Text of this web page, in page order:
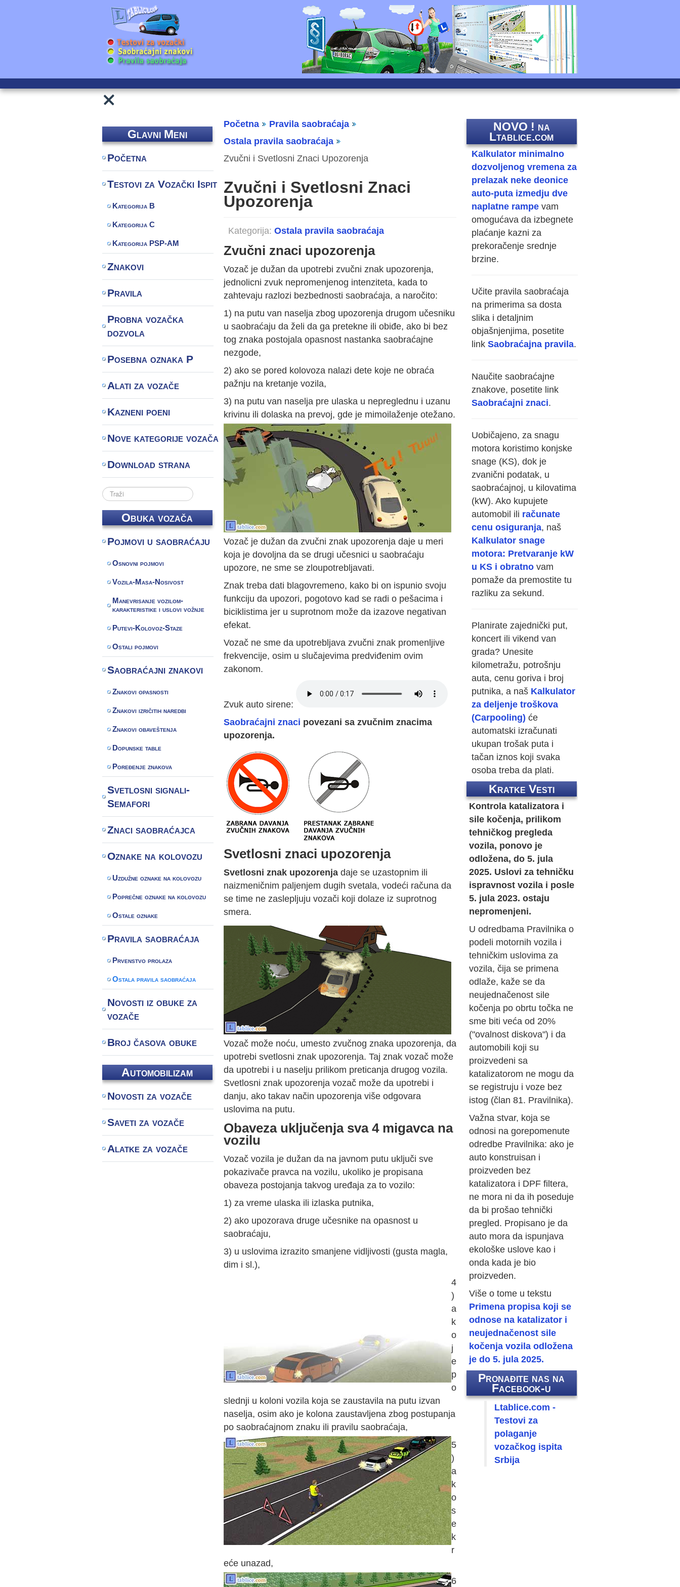
Glavni Meni
Početna
Testovi za Vozački Ispit
Kategorija B
Kategorija C
Kategorija PSP-AM
Znakovi
Pravila
Probna vozačka
dozvola
Posebna oznaka P
Alati za vozače
Kazneni poeni
Nove kategorije vozača
Download strana
Search
...
Obuka vozača
Pojmovi u saobraćaju
Osnovni pojmovi
Vozila-Masa-Nosivost
Manevrisanje vozilom-
karakteristike i uslovi vožnje
Putevi-Kolovoz-Staze
Ostali pojmovi
Saobraćajni znakovi
Znakovi opasnosti
Znakovi izričitih naredbi
Znakovi obaveštenja
Dopunske table
Poređenje znakova
Svetlosni signali-
Semafori
Znaci saobraćajca
Oznake na kolovozu
Uzdužne oznake na kolovozu
Poprečne oznake na kolovozu
Ostale oznake
Pravila saobraćaja
Prvenstvo prolaza
Ostala pravila saobraćaja
Novosti iz obuke za
vozače
Broj časova obuke
Automobilizam
Novosti za vozače
Saveti za vozače
Alatke za vozače
Početna
Pravila saobraćaja
Ostala pravila saobraćaja
Zvučni i Svetlosni Znaci Upozorenja
Zvučni i Svetlosni Znaci
Upozorenja
Kategorija: Ostala pravila saobraćaja
Zvučni znaci upozorenja
Vozač je dužan da upotrebi zvučni znak upozorenja,
jednolicni zvuk nepromenjenog intenziteta, kada to
zahtevaju razlozi bezbednosti saobraćaja, a naročito:
1) na putu van naselja zbog upozorenja drugom učesniku
u saobraćaju da želi da ga pretekne ili obiđe, ako bi bez
tog znaka postojala opasnost nastanka saobraćajne
nezgode,
2) ako se pored kolovoza nalazi dete koje ne obraća
pažnju na kretanje vozila,
3) na putu van naselja pre ulaska u nepreglednu i uzanu
krivinu ili dolaska na prevoj, gde je mimoilaženje otežano.
Vozač je dužan da zvučni znak upozorenja daje u meri
koja je dovoljna da se drugi učesnici u saobraćaju
upozore, ne sme se zloupotrebljavati.
Znak treba dati blagovremeno, kako bi on ispunio svoju
funkciju da upozori, pogotovo kad se radi o pešacima i
biciklistima jer u suprotnom može da izazove negativan
efekat.
Vozač ne sme da upotrebljava zvučni znak promenljive
frekvencije, osim u slučajevima predviđenim ovim
zakonom.
Zvuk auto sirene:
Saobraćajni znaci povezani sa zvučnim znacima
upozorenja.
Svetlosni znaci upozorenja
Svetlosni znak upozorenja daje se uzastopnim ili
naizmeničnim paljenjem dugih svetala, vodeći računa da
se time ne zaslepljuju vozači koji dolaze iz suprotnog
smera.
Vozač može noću, umesto zvučnog znaka upozorenja, da
upotrebi svetlosni znak upozorenja. Taj znak vozač može
da upotrebi i u naselju prilikom preticanja drugog vozila.
Svetlosni znak upozorenja vozač može da upotrebi i
danju, ako takav način upozorenja više odgovara
uslovima na putu.
Obaveza uključenja sva 4 migavca na
vozilu
Vozač vozila je dužan da na javnom putu uključi sve
pokazivače pravca na vozilu, ukoliko je propisana
obaveza postojanja takvog uređaja za to vozilo:
1) za vreme ulaska ili izlaska putnika,
2) ako upozorava druge učesnike na opasnost u
saobraćaju,
3) u uslovima izrazito smanjene vidljivosti (gusta magla,
dim i sl.),
4
)
a
k
o
j
e
p
o
slednji u koloni vozila koja se zaustavila na putu izvan
naselja, osim ako je kolona zaustavljena zbog postupanja
po saobraćajnom znaku ili pravilu saobraćaja,
5
)
a
k
o
s
e
k
r
eće unazad,
6
NOVO ! na
Ltablice.com
Kalkulator minimalno
dozvoljenog vremena za
prelazak neke deonice
auto-puta izmedju dve
naplatne rampe vam
omogućava da izbegnete
plaćanje kazni za
prekoračenje srednje
brzine.
Učite pravila saobraćaja
na primerima sa dosta
slika i detaljnim
objašnjenjima, posetite
link Saobraćajna pravila.
Naučite saobraćajne
znakove, posetite link
Saobraćajni znaci.
Uobičajeno, za snagu
motora koristimo konjske
snage (KS), dok je
zvanični podatak, u
saobraćajnoj, u kilovatima
(kW). Ako kupujete
automobil ili računate
cenu osiguranja, naš
Kalkulator snage
motora: Pretvaranje kW
u KS i obratno vam
pomaže da premostite tu
razliku za sekund.
Planirate zajednički put,
koncert ili vikend van
grada? Unesite
kilometražu, potrošnju
auta, cenu goriva i broj
putnika, a naš Kalkulator
za deljenje troškova
(Carpooling) će
automatski izračunati
ukupan trošak puta i
tačan iznos koji svaka
osoba treba da plati.
Kratke Vesti
Kontrola katalizatora i
sile kočenja, prilikom
tehničkog pregleda
vozila, ponovo je
odložena, do 5. jula
2025. Uslovi za tehničku
ispravnost vozila i posle
5. jula 2023. ostaju
nepromenjeni.
U odredbama Pravilnika o
podeli motornih vozila i
tehničkim uslovima za
vozila, čija se primena
odlaže, kaže se da
neujednačenost sile
kočenja po obrtu točka ne
sme biti veća od 20%
("ovalnost diskova") i da
automobili koji su
proizvedeni sa
katalizatorom ne mogu da
se registruju i voze bez
istog (član 81. Pravilnika).
Važna stvar, koja se
odnosi na gorepomenute
odredbe Pravilnika: ako je
auto konstruisan i
proizveden bez
katalizatora i DPF filtera,
ne mora ni da ih poseduje
da bi prošao tehnički
pregled. Propisano je da
auto mora da ispunjava
ekološke uslove kao i
onda kada je bio
proizveden.
Više o tome u tekstu
Primena propisa koji se
odnose na katalizator i
neujednačenost sile
kočenja vozila odložena
je do 5. jula 2025.
Pronađite nas na
Facebook-u
Ltablice.com -
Testovi za
polaganje
vozačkog ispita
Srbija